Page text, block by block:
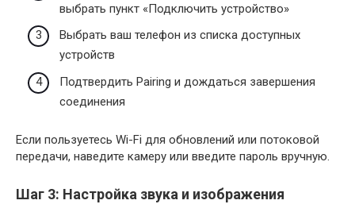
выбрать пункт «Подключить устройство»
Выбрать ваш телефон из списка доступных
устройств
Подтвердить Pairing и дождаться завершения
соединения
Если пользуетесь Wi-Fi для обновлений или потоковой
передачи, наведите камеру или введите пароль вручную.
Шаг 3: Настройка звука и изображения